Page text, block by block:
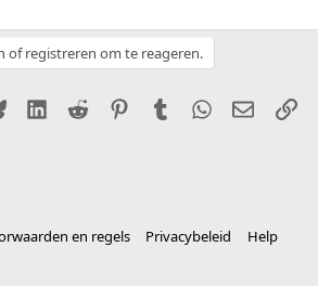
of registreren om te reageren.
BlueskyLinkedIn
Reddit PinterestTumblr WhatsApp
E-mail
en regels Privacybeleid
Help